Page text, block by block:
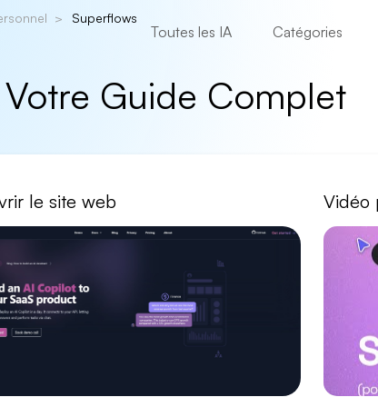
Toutes les IA Catégories
Superflows
Guide Complet
le site web Vidéo